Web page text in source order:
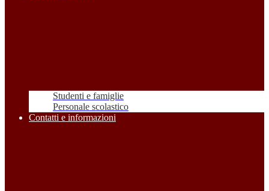
Studenti e famiglie
Personale scolastico
Contatti e informazioni